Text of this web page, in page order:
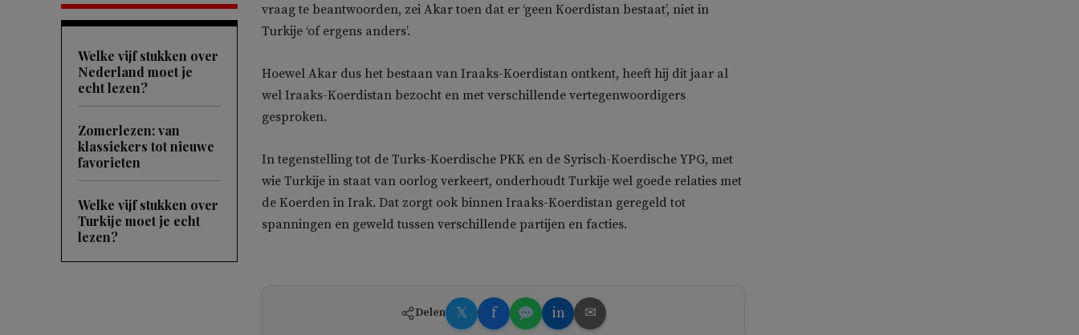
Welke vijf stukken over
Nederland moet je
echt lezen?
Zomerlezen: van
klassiekers tot nieuwe
favorieten
Welke vijf stukken over
Turkije moet je echt
lezen?
vraag te beantwoorden, zei Akar toen dat er ‘geen Koerdistan bestaat’, niet in
Turkije ‘of ergens anders’.
Hoewel Akar dus het bestaan van Iraaks-Koerdistan ontkent, heeft hij dit jaar al
wel Iraaks-Koerdistan bezocht en met verschillende vertegenwoordigers
gesproken.
In tegenstelling tot de Turks-Koerdische PKK en de Syrisch-Koerdische YPG, met
wie Turkije in staat van oorlog verkeert, onderhoudt Turkije wel goede relaties met
de Koerden in Irak. Dat zorgt ook binnen Iraaks-Koerdistan geregeld tot
spanningen en geweld tussen verschillende partijen en facties.
Delen 𝕏 f in ✉